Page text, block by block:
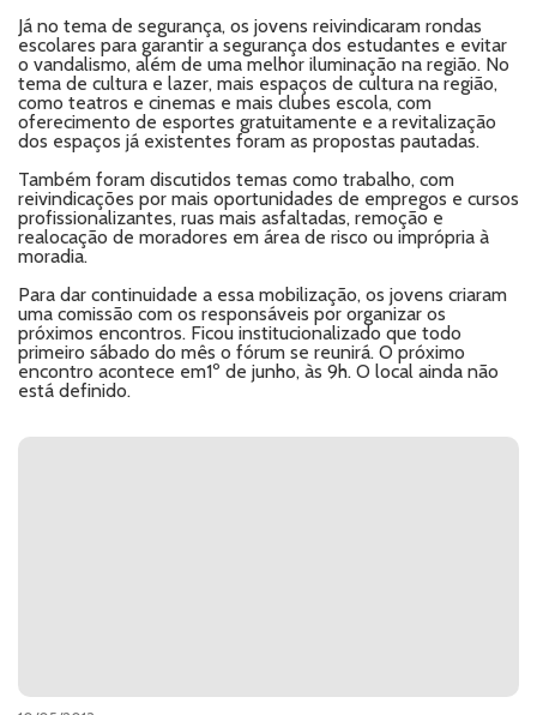
Já no tema de segurança, os jovens reivindicaram rondas
escolares para garantir a segurança dos estudantes e evitar
o vandalismo, além de uma melhor iluminação na região. No
tema de cultura e lazer, mais espaços de cultura na região,
como teatros e cinemas e mais clubes escola, com
oferecimento de esportes gratuitamente e a revitalização
dos espaços já existentes foram as propostas pautadas.
Também foram discutidos temas como trabalho, com
reivindicações por mais oportunidades de empregos e cursos
profissionalizantes, ruas mais asfaltadas, remoção e
realocação de moradores em área de risco ou imprópria à
moradia.
Para dar continuidade a essa mobilização, os jovens criaram
uma comissão com os responsáveis por organizar os
próximos encontros. Ficou institucionalizado que todo
primeiro sábado do mês o fórum se reunirá. O próximo
encontro acontece em1º de junho, às 9h. O local ainda não
está definido.